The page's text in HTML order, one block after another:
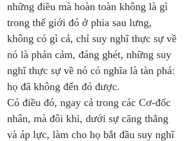
những điều mà hoàn toàn không là gì
trong thế giới đó ở phia sau lưng,
không có gì cả, chỉ suy nghĩ thực sự về
nó là phản cảm, đáng ghét, những suy
nghĩ thực sự về nó có nghĩa là tàn phá:
họ đã không đến đó được.
Có điều đó, ngay cả trong các Cơ-đốc
nhân, mà đôi khi, dưới sự căng thẳng
và áp lực, làm cho họ bắt đầu suy nghĩ